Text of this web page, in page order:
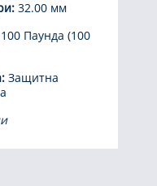
32.00 мм
100 Паунда (100
Защитна